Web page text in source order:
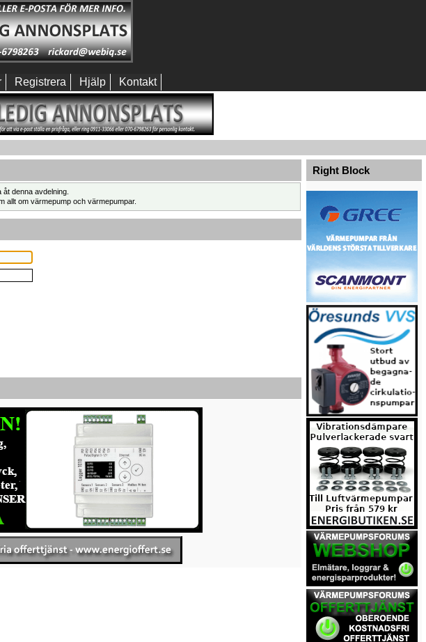
Registrera Hjälp Kontakt
åt denna avdelning.
allt om värmepump och värmepumpar.
Right Block